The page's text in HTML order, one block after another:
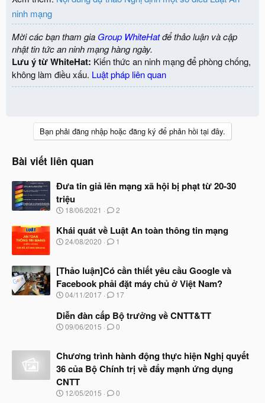
ninh mạng
Mời các bạn tham gia Group WhiteHatđể thảo luận và cập
nhật tin tức an ninh mạng hàng ngày.
Lưu ý từ WhiteHat: Kiến thức an ninh mạng để phòng chống,
không làm điều xấu. Luật pháp liên quan
Bạn phải đăng nhập hoặc đăng ký để phản hồi tại đây.
Bài viết liên quan
Đưa tin giả lên mạng xã hội bị phạt từ 20-30
triệu
N
à
y
b
t
đ
ầ
u
18/06/2021 2
Khái quát về Luật An toàn thông tin mạng
N
y
ắ
t
ầ
u
24/08/2020 1
[Thảo luận]Có cần thiết yêu cầu Google và
Facebook phải đặt máy chủ ở Việt Nam?
N
à
y
b
đ
ầ
u
04/11/2017 17
Diễn đàn cấp Bộ trưởng về CNTT&TT
N
y
b
ắ
t
đ
09/06/2015 0
Chương trình hành động thực hiện Nghị quyết
36 của Bộ Chính trị về đẩy mạnh ứng dụng
CNTT
N
12/05/2015 0